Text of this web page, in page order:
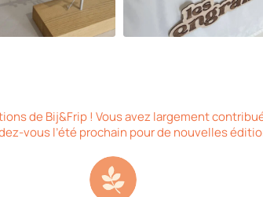
de Bij&Frip ! Vous avez largement
vous l’été prochain pour de nouvelles